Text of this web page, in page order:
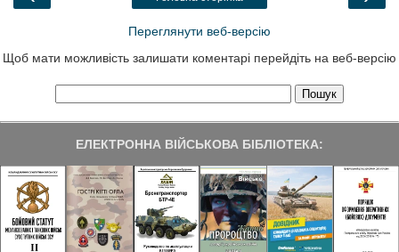
Переглянути веб-версію
Щоб мати можливість залишати коментарі перейдіть на веб-версію
ЕЛЕКТРОННА ВІЙСЬКОВА БІБЛІОТЕКА: